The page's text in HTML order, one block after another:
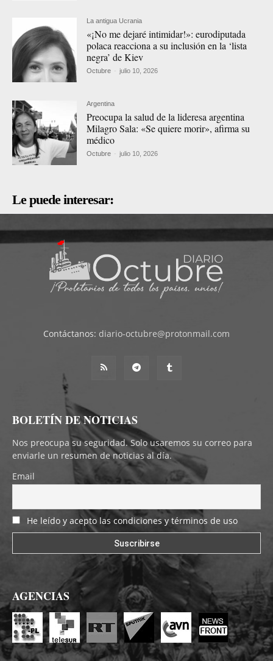
La antigua Ucrania
«¡No me dejaré intimidar!»: eurodiputada
polaca reacciona a su inclusión en la ‘lista
negra’ de Kiev
Octubre - julio 10, 2026
Argentina
Preocupa la salud de la lideresa argentina
Milagro Sala: «Se quiere morir», afirma su
médico
Octubre - julio 10, 2026
Le puede interesar:
Contáctanos: diario-octubre@protonmail.com
BOLETÍN DE NOTICIAS
Nos preocupa su seguridad. Solo usaremos su correo para
enviarle un resumen de noticias al día.
Email
He leído y acepto las condiciones y términos de uso
AGENCIAS